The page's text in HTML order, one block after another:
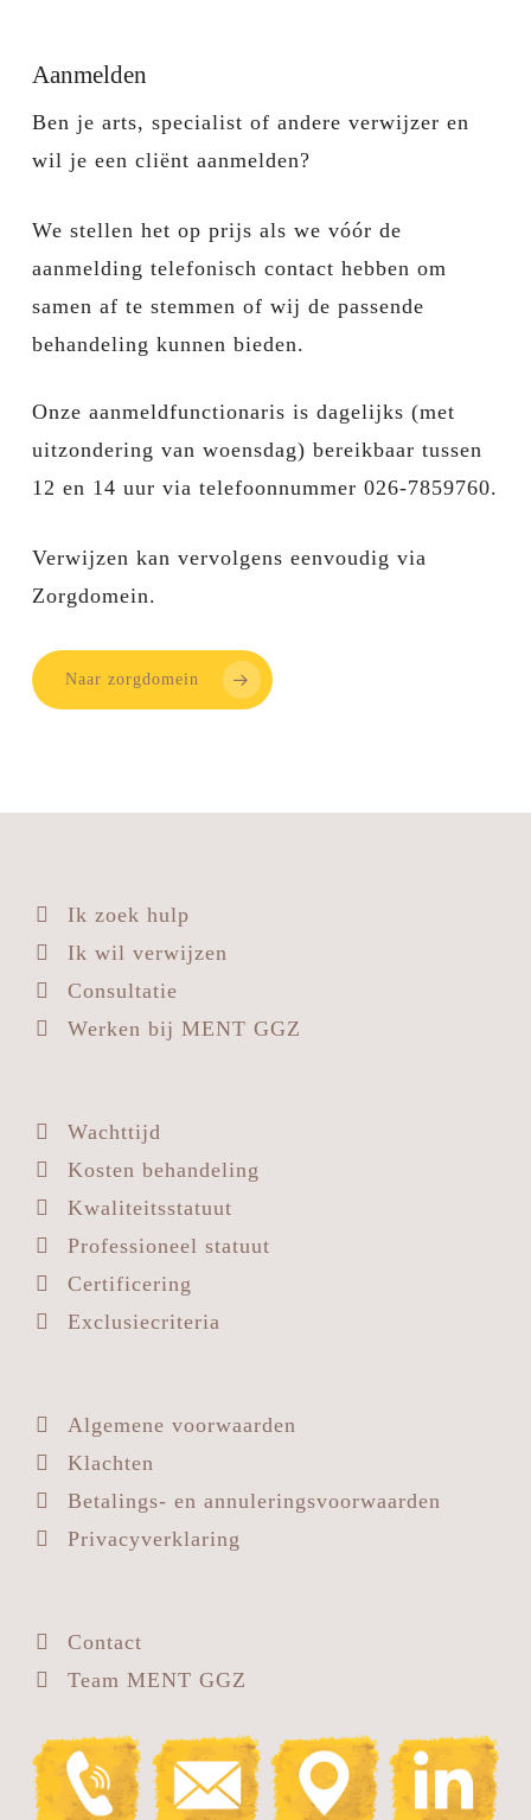
Aanmelden
Ben je arts, specialist of andere verwijzer en
wil je een cliënt aanmelden?
We stellen het op prijs als we vóór de
aanmelding telefonisch contact hebben om
samen af te stemmen of wij de passende
behandeling kunnen bieden.
Onze aanmeldfunctionaris is dagelijks (met
uitzondering van woensdag) bereikbaar tussen
12 en 14 uur via telefoonnummer 026-7859760.
Verwijzen kan vervolgens eenvoudig via
Zorgdomein.
Naar zorgdomein
Ik zoek hulp
Ik wil verwijzen
Consultatie
Werken bij MENT GGZ
Wachttijd
Kosten behandeling
Kwaliteitsstatuut
Professioneel statuut
Certificering
Exclusiecriteria
Algemene voorwaarden
Klachten
Betalings- en annuleringsvoorwaarden
Privacyverklaring
Contact
Team MENT GGZ